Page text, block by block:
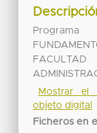
Mostrar el
objeto digital
Ficheros en